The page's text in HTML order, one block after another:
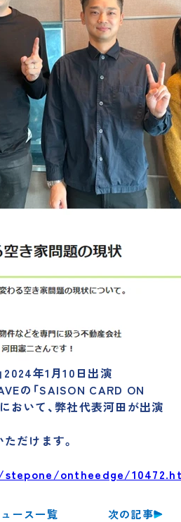
ご相談
訳あり物件買取ナビ
空き家買取隊
2024年1月10日出演
の「SAISON CARD ON
おいて、弊社代表河田が出演
だけます。
ontheedge/
ース一覧 次の記事